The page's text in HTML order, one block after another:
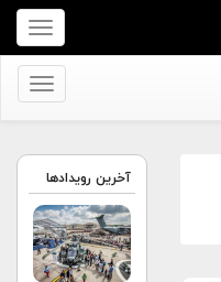
برای
نمایش
منو
برای
کنید
آخرین رویدادها